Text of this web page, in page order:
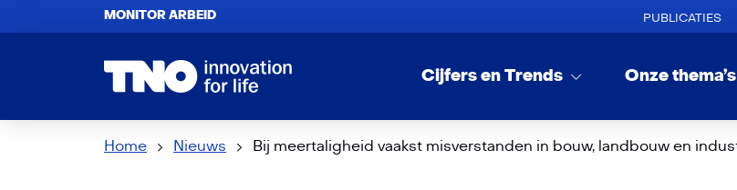
MONITOR ARBEID PUBLICATIES
Cijfers en Trends Onze thema’s
Home Nieuws Bij meertaligheid vaakst misverstanden in bouw, landbouw en